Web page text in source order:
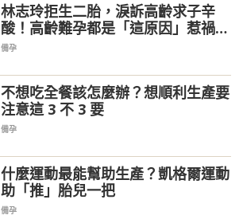
林志玲拒生二胎，淚訴高齡求子辛
酸！高齡難孕都是「這原因」惹禍，
醫提醒好孕秘訣
備孕
不想吃全餐該怎麼辦？想順利生產要
注意這 3 不 3 要
備孕
什麼運動最能幫助生產？凱格爾運動
助「推」胎兒一把
備孕